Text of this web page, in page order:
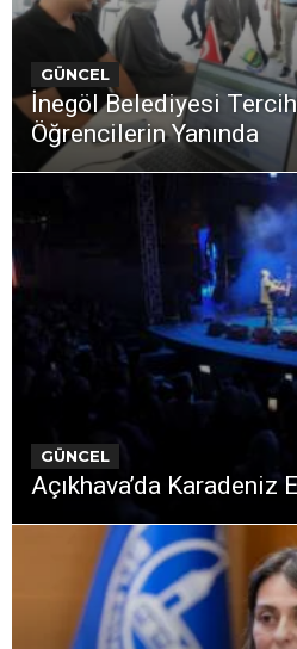
GÜNCEL
İnegöl Belediyesi
Öğrencilerin Yanında
GÜNCEL
Açıkhava’da Karadeniz